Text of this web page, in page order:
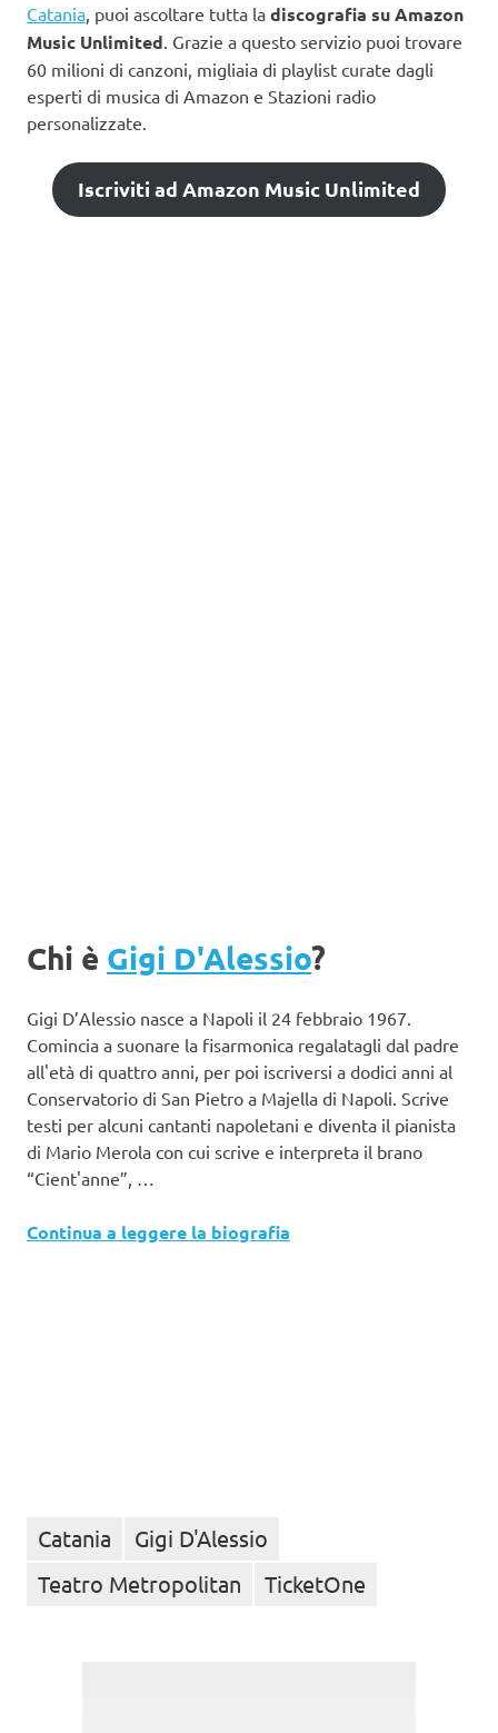
Catania , puoi ascoltare tutta la discografia su Amazon
Music Unlimited . Grazie a questo servizio puoi trovare
60 milioni di canzoni, migliaia di playlist curate dagli
esperti di musica di Amazon e Stazioni radio
personalizzate.
Iscriviti ad Amazon Music Unlimited
Chi è Gigi D'Alessio?
Gigi D’Alessio nasce a Napoli il 24 febbraio 1967.
Comincia a suonare la fisarmonica regalatagli dal padre
all'età di quattro anni, per poi iscriversi a dodici anni al
Conservatorio di San Pietro a Majella di Napoli. Scrive
testi per alcuni cantanti napoletani e diventa il pianista
di Mario Merola con cui scrive e interpreta il brano
“Cient'anne”, …
Continua a leggere la biografia
Catania
Gigi D'Alessio
Teatro Metropolitan
TicketOne